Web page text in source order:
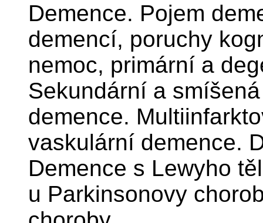
Demence. Pojem
demencí, poruchy
nemoc, primární a
Sekundární a
demence.
vaskulární demence.
Demence s Lewyho
u Parkinsonovy